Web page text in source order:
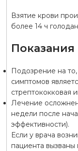
Взятие крови
более 14 ч
Показания
Подозрение на
симптомов
стрептококковая
Лечение
недели после
эффективности).
Если у врача
пациента